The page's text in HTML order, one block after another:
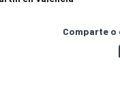
Comparte